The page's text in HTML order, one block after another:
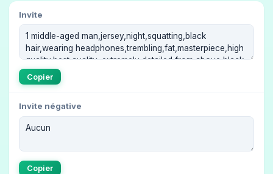
Invite
Copier
Invite négative
Copier